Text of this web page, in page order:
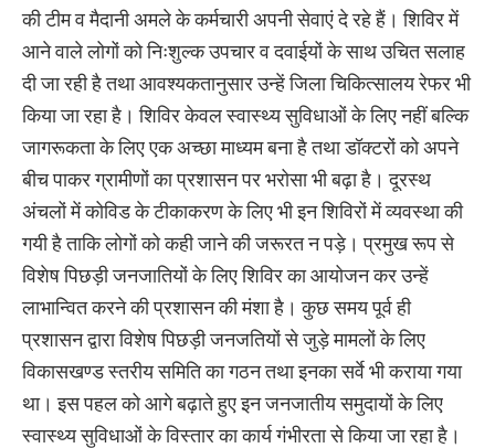
की टीम व मैदानी अमले के कर्मचारी अपनी सेवाएं दे रहे हैं। शिविर में
आने वाले लोगों को निःशुल्क उपचार व दवाईयों के साथ उचित सलाह
दी जा रही है तथा आवश्यकतानुसार उन्हें जिला चिकित्सालय रेफर भी
किया जा रहा है। शिविर केवल स्वास्थ्य सुविधाओं के लिए नहीं बल्कि
जागरूकता के लिए एक अच्छा माध्यम बना है तथा डॉक्टरों को अपने
बीच पाकर ग्रामीणों का प्रशासन पर भरोसा भी बढ़ा है। दूरस्थ
अंचलों में कोविड के टीकाकरण के लिए भी इन शिविरों में व्यवस्था की
गयी है ताकि लोगों को कही जाने की जरूरत न पड़े। प्रमुख रूप से
विशेष पिछड़ी जनजातियों के लिए शिविर का आयोजन कर उन्हें
लाभान्वित करने की प्रशासन की मंशा है। कुछ समय पूर्व ही
प्रशासन द्वारा विशेष पिछड़ी जनजतियों से जुड़े मामलों के लिए
विकासखण्ड स्तरीय समिति का गठन तथा इनका सर्वे भी कराया गया
था। इस पहल को आगे बढ़ाते हुए इन जनजातीय समुदायों के लिए
स्वास्थ्य सुविधाओं के विस्तार का कार्य गंभीरता से किया जा रहा है।